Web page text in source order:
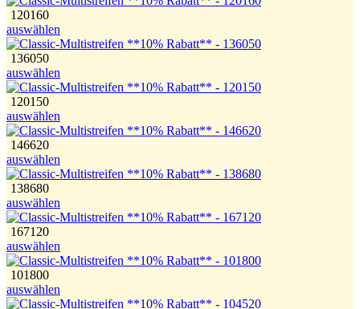
120160
auswählen
136050
auswählen
120150
auswählen
146620
auswählen
138680
auswählen
167120
auswählen
101800
auswählen